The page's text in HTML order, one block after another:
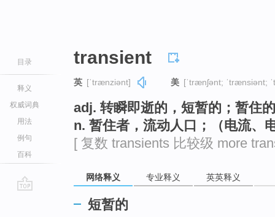
目录
释义
权威词典
用法
例句
百科
transient
英 [ˈtrænziənt] 美 [ˈtrænʃənt; ˈtrænsiənt;
adj. 转瞬即逝的，短暂的；暂住
n. 暂住者，流动人口；（电流、
[ 复数 transients 比较级 more
网络释义 专业释义 英英释义
短暂的